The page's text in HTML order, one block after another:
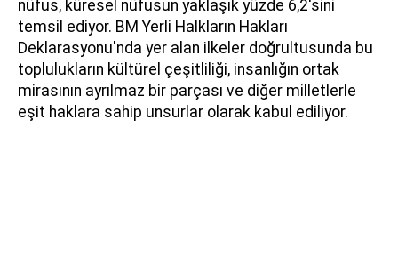
nüfus, küresel nüfusun yaklaşık yüzde 6,2'sini
temsil ediyor. BM Yerli Halkların Hakları
Deklarasyonu'nda yer alan ilkeler doğrultusunda bu
toplulukların kültürel çeşitliliği, insanlığın ortak
mirasının ayrılmaz bir parçası ve diğer milletlerle
eşit haklara sahip unsurlar olarak kabul ediliyor.